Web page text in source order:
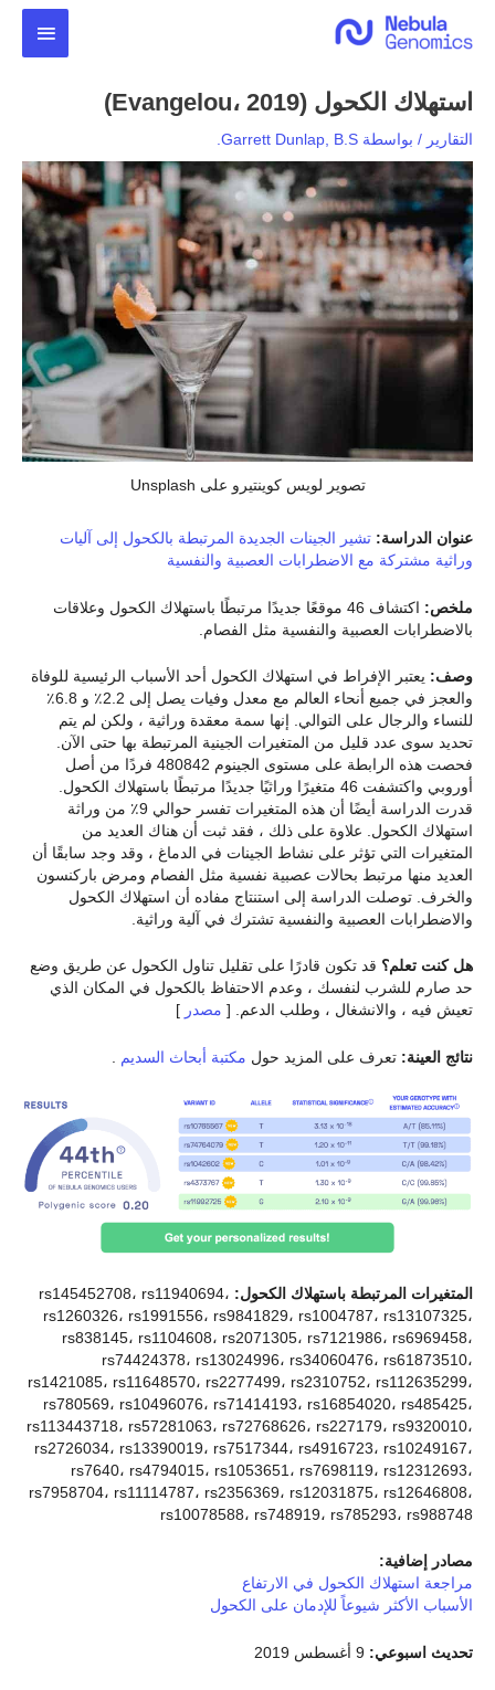
المحتوى
استهلاك الكحول (Evangelou، 2019)
التقارير / بواسطة Garrett Dunlap, B.S.
تصوير لويس كوينتيرو على Unsplash
عنوان الدراسة: تشير الجينات الجديدة المرتبطة بالكحول إلى آليات
وراثية مشتركة مع الاضطرابات العصبية والنفسية
ملخص:
اكتشاف 46 موقعًا جديدًا مرتبطًا باستهلاك الكحول وعلاقات
بالاضطرابات العصبية والنفسية مثل الفصام.
وصف: يعتبر الإفراط في استهلاك الكحول أحد الأسباب الرئيسية للوفاة
والعجز في جميع أنحاء العالم مع معدل وفيات يصل إلى 2.2٪ و 6.8٪
للنساء والرجال على التوالي. إنها سمة معقدة وراثية ، ولكن لم يتم
تحديد سوى عدد قليل من المتغيرات الجينية المرتبطة بها حتى الآن.
فحصت هذه الرابطة على مستوى الجينوم 480842 فردًا من أصل
أوروبي واكتشفت 46 متغيرًا وراثيًا جديدًا مرتبطًا باستهلاك الكحول.
قدرت الدراسة أيضًا أن هذه المتغيرات تفسر حوالي 9٪ من وراثة
استهلاك الكحول. علاوة على ذلك ، فقد ثبت أن هناك العديد من
المتغيرات التي تؤثر على نشاط الجينات في الدماغ ، وقد وجد سابقًا أن
العديد منها مرتبط بحالات عصبية نفسية مثل الفصام ومرض باركنسون
والخرف. توصلت الدراسة إلى استنتاج مفاده أن استهلاك الكحول
والاضطرابات العصبية والنفسية تشترك في آلية وراثية.
هل كنت تعلم؟ قد تكون قادرًا على تقليل تناول الكحول عن طريق وضع
حد صارم للشرب لنفسك ، وعدم الاحتفاظ بالكحول في المكان الذي
تعيش فيه ، والانشغال ، وطلب الدعم. [ مصدر ]
نتائج العينة: تعرف على المزيد حول مكتبة أبحاث السديم
المتغيرات المرتبطة باستهلاك الكحول: rs145452708، rs11940694،
rs1260326، rs1991556، rs9841829، rs1004787، rs13107325،
rs838145، rs1104608، rs2071305، rs7121986، rs6969458،
rs74424378، rs13024996، rs34060476، rs61873510،
rs1421085، rs11648570، rs2277499، rs2310752، rs112635299،
rs780569، rs10496076، rs71414193، rs16854020، rs485425،
rs113443718، rs57281063، rs72768626، rs227179، rs9320010،
rs2726034، rs13390019، rs7517344، rs4916723، rs10249167،
rs7640، rs4794015، rs1053651، rs7698119، rs12312693،
rs7958704، rs11114787، rs2356369، rs12031875، rs12646808،
rs10078588، rs748919، rs785293، rs988748
مصادر إضافية:
مراجعة استهلاك الكحول في الارتفاع
الأسباب الأكثر شيوعاً للإدمان على الكحول
تحديث اسبوعي: